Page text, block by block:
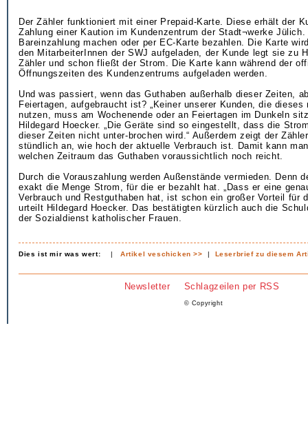
Der Zähler funktioniert mit einer Prepaid-Karte. Diese erhält der
Zahlung einer Kaution im Kundenzentrum der Stadt¬werke
Bareinzahlung machen oder per EC-Karte bezahlen. Die Karte
den MitarbeiterInnen der SWJ aufgeladen, der Kunde legt sie zu
Zähler und schon fließt der Strom. Die Karte kann während der
Öffnungszeiten des Kundenzentrums aufgeladen werden.
Und was passiert, wenn das Guthaben außerhalb dieser Zeiten,
Feiertagen, aufgebraucht ist? „Keiner unserer Kunden, die dieses
nutzen, muss am Wochenende oder an Feiertagen im Dunkeln
Hildegard Hoecker. „Die Geräte sind so eingestellt, dass die
dieser Zeiten nicht unter-brochen wird.“ Außerdem zeigt der
stündlich an, wie hoch der aktuelle Verbrauch ist. Damit kann
welchen Zeitraum das Guthaben voraussichtlich noch reicht.
Durch die Vorauszahlung werden Außenstände vermieden. Denn
exakt die Menge Strom, für die er bezahlt hat. „Dass er eine
Verbrauch und Restguthaben hat, ist schon ein großer Vorteil für
urteilt Hildegard Hoecker. Das bestätigten kürzlich auch die
der Sozialdienst katholischer Frauen.
Dies ist mir was wert: |Artikel veschicken >> | Leserbrief zu diesem
Newsletter Schlagzeilen per RSS
© Copyright